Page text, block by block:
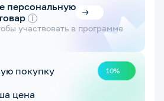
персональную
i
участвовать в программе
покупку 10%
цена